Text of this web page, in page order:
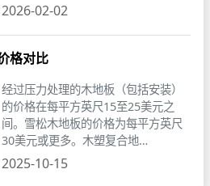
2026-02-02
格对比
经过压力处理的木地板（包括安装）
的价格在每平方英尺15至25美元之
间。雪松木地板的价格为每平方英尺
30美元或更多。木塑复合地…
2025-10-15